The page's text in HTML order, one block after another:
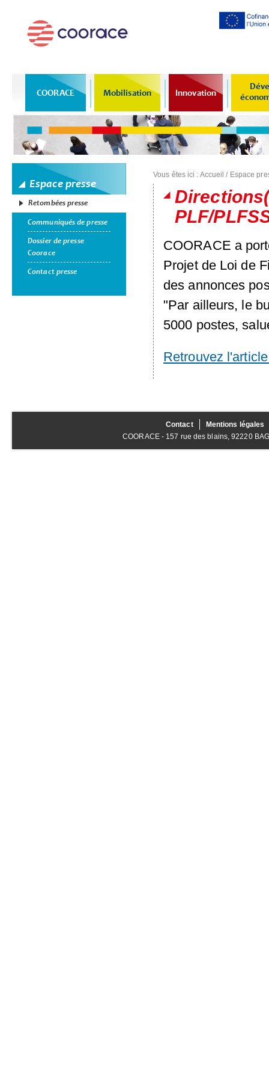
COORACE Mobilisation Innovation
Espace presse
Retombées presse
Communiqués de presse
Dossier de presse
Coorace
Contact presse
Vous êtes ici : Accueil / Espace
PLF/
COORACE a
Projet de Loi de
des annonces
"Par ailleurs, le
5000 postes,
Retrouvez
Contact
Mentions légales
COORACE - 157 rue des blains, 92220